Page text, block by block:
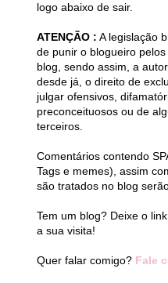
logo abaixo de sair.
ATENÇÃO : A legislação
de punir o blogueiro
blog, sendo assim, a
desde já, o direito de
julgar ofensivos,
preconceituosos ou de
terceiros.
Comentários contendo
Tags e memes), assim
são tratados no blog
Tem um blog? Deixe o
a sua visita!
Quer falar comigo? Fale